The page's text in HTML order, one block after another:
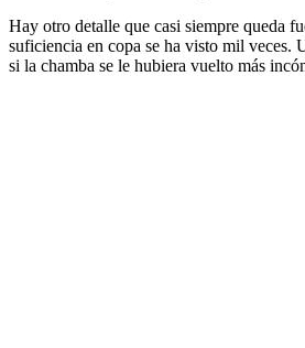
Hay otro detalle que casi siempre queda
suficiencia en copa se ha visto mil veces.
si la chamba se le hubiera vuelto más